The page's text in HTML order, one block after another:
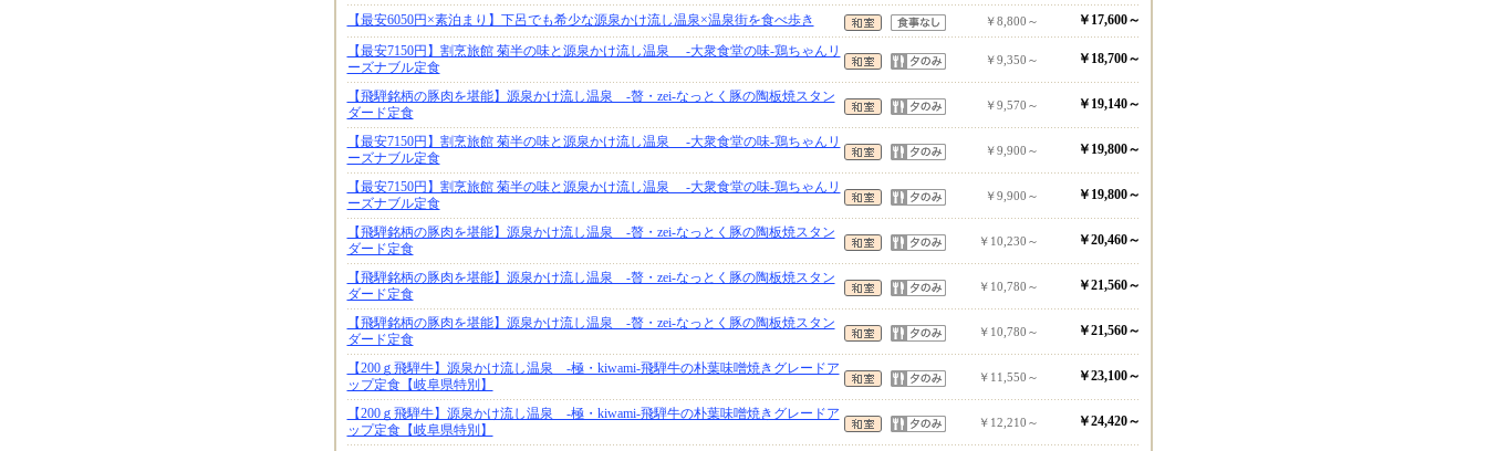
【最安6050円×素泊まり】下呂でも希少な源泉かけ流し温泉×温泉街を食べ歩き ￥8,800～
￥17,600～
【最安7150円】割烹旅館 菊半の味と源泉かけ流し温泉 -大衆食堂の味-鶏ちゃんリ
ーズナブル定食
￥9,350～ ￥18,700～
【飛騨銘柄の豚肉を堪能】源泉かけ流し温泉 -贅・zei-なっとく豚の陶板焼スタン
ダード定食
￥9,570～ ￥19,140～
【最安7150円】割烹旅館 菊半の味と源泉かけ流し温泉 -大衆食堂の味-鶏ちゃんリ
ーズナブル定食
￥9,900～ ￥19,800～
【最安7150円】割烹旅館 菊半の味と源泉かけ流し温泉 -大衆食堂の味-鶏ちゃんリ
ーズナブル定食
￥9,900～ ￥19,800～
【飛騨銘柄の豚肉を堪能】源泉かけ流し温泉 -贅・zei-なっとく豚の陶板焼スタン
ダード定食
￥10,230～ ￥20,460～
【飛騨銘柄の豚肉を堪能】源泉かけ流し温泉 -贅・zei-なっとく豚の陶板焼スタン
ダード定食
￥10,780～ ￥21,560～
【飛騨銘柄の豚肉を堪能】源泉かけ流し温泉 -贅・zei-なっとく豚の陶板焼スタン
ダード定食
￥10,780～ ￥21,560～
【200ｇ飛騨牛】源泉かけ流し温泉 -極・kiwami-飛騨牛の朴葉味噌焼きグレードア
ップ定食【岐阜県特別】
￥11,550～ ￥23,100～
【200ｇ飛騨牛】源泉かけ流し温泉 -極・kiwami-飛騨牛の朴葉味噌焼きグレードア
ップ定食【岐阜県特別】
￥12,210～ ￥24,420～